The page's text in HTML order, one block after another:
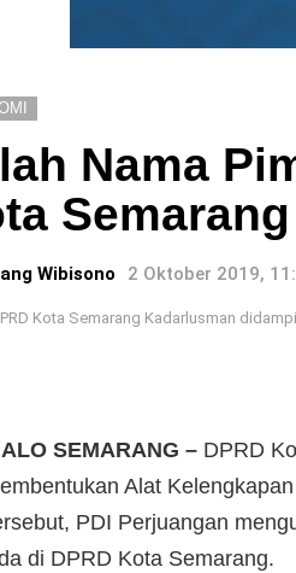
Nama
Semarang
Wibisono 2 Oktober 2019,
Kota Semarang Kadarlusman
SEMARANG – DPRD
Alat
PDI Perjuangan
di DPRD Kota Semarang.